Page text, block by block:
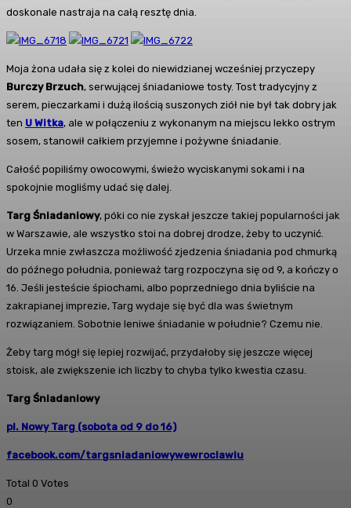
doskonale nastraja na całą resztę dnia.
Moja żona udała się z kolei do niewidzianej wcześniej przyczepy
Burczy Brzuch, serwującej śniadaniowe tosty. Tost tradycyjny z
serem, pieczarkami i dużą ilością suszonych ziół nie był tak dobry jak
ten U Witka, ale w połączeniu z wykonanym na miejscu lekko ostrym
sosem, stanowił całkiem przyjemne i pożywne śniadanie.
Całość popiliśmy owocowymi, świeżo wyciskanymi sokami i na
spokojnie mogliśmy udać się dalej.
Targ Śniadaniowy, póki co nie zyskał jeszcze takiej popularności jak
w Warszawie, ale wszystko stoi na dobrej drodze, żeby to uczynić.
Urzeka mnie zwłaszcza możliwość zjedzenia śniadania pod chmurką
do późnego południa, ponieważ targ rozpoczyna się od 9, a kończy o
16. Jeśli jesteście śpiochami, albo poprzedniego dnia byliście na
zakrapianej imprezie, Targ wydaje się być dla was świetnym
rozwiązaniem. Sobotnie leniwe śniadanie w południe? Czemu nie.
Żeby targ mógł się lepiej rozwijać, przydałoby się jeszcze więcej
stoisk, ale zwiększenie ich liczby to chyba tylko kwestia czasu.
Targ Śniadaniowy
pl. Nowy Targ (sobota od 9 do 16)
facebook.com/targsniadaniowywewroclawiu
Total 0 Votes
0